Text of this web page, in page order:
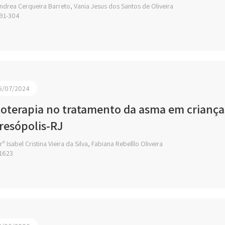
Cerqueira Barreto, Vania Jesus dos Santos de Oliveira
304
07/2024
no tratamento da asma em
RJ
Isabel Cristina Vieira da Silva, Fabiana Rebelllo Oliveira